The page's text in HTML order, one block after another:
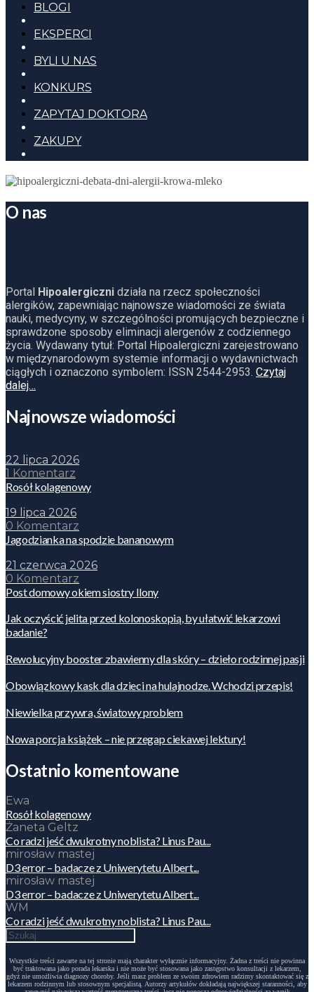
BLOGI
EKSPERCI
BYLI U NAS
KONKURS
ZAPYTAJ DOKTORA
ZAKUPY
O nas
Portal Hipoalergiczni działa na rzecz społeczności
alergików, zapewniając najnowsze wiadomości ze świata
nauki, medycyny, w szczególności promujących bezpieczne i
sprawdzone sposoby eliminacji alergenów z codziennego
życia. Wydawany tytuł: Portal Hipoalergiczni zarejestrowano
w międzynarodowym systemie informacji o wydawnictwach
ciągłych i oznaczono symbolem: ISSN 2544-2953. Czytaj
dalej…
Najnowsze wiadomości
22 lipca 2026
1 Komentarz
Rosół kolagenowy
19 lipca 2026
0 Komentarz
Jagodzianka na spodzie bananowym
21 czerwca 2026
0 Komentarz
Post domowy okiem siostry Ilony
Jak oczyścić jelita przed kolonoskopią, by ułatwić lekarzowi
badanie?
Rewolucyjny booster zbawienny dla skóry – dzieło rodzinnej pasji
Obowiązkowy kask dla dzieci na hulajnodze. Wchodzi przepis!
Niewielka przywra, światowy problem
Nowa porcja książek – nie przegap ciekawej lektury!
Ostatnio komentowane
Ewa
Rosół kolagenowy
Żaneta Geltz
Co radzi jeść dwukrotny noblista? Linus Pau...
mirosław mastej
D3 error – badacze z Uniwerytetu Albert...
mirosław mastej
D3 error – badacze z Uniwerytetu Albert...
WM
Co radzi jeść dwukrotny noblista? Linus Pau...
Wszystkie treści zawarte na tej stronie mają charakter wyłącznie informacyjny. Żadna z treści nie powinna
być traktowana jako porada lekarska i nie może być stosowana jako zastępstwo konsultacji z lekarzem,
gdyż nie umożliwia diagnozy choroby. Jeśli masz problem ze swoim zdrowiem radzimy skontaktować się z
lekarzem rodzinnym lub stosownym specjalistą. Autorzy artykułów dokładają największej staranności, aby